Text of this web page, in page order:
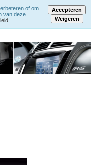
of om
van deze
Accepteren
Weigeren